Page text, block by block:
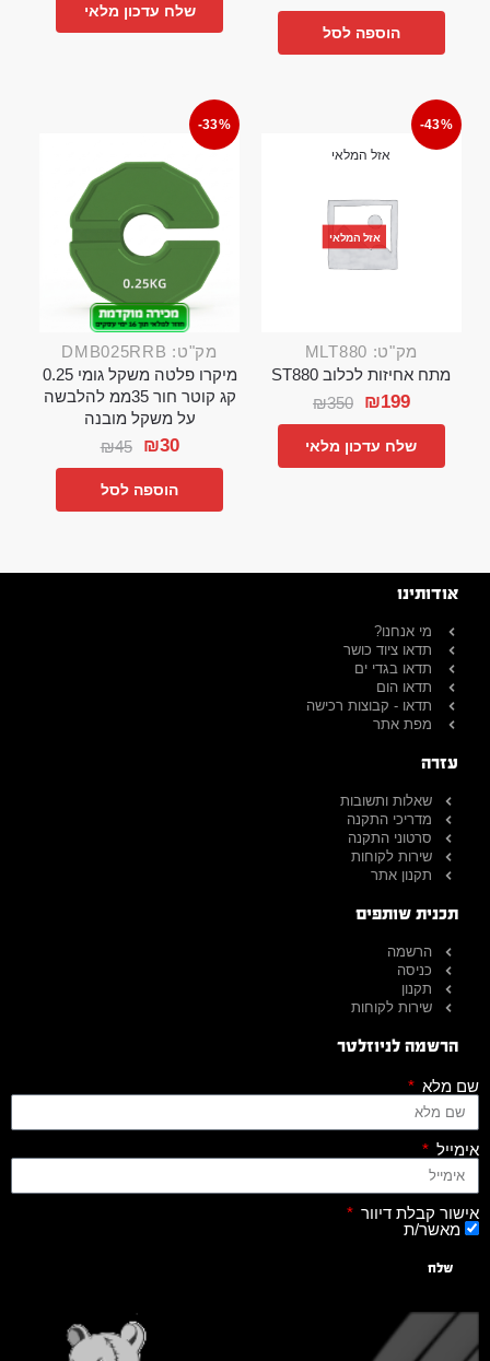
הוספה לסל
שלח עדכון מלאי
-43%
אזל המלאי
אזל המלאי
מק"ט: MLT880
מתח אחיזות לכלוב ST880
₪350 ₪199
שלח עדכון מלאי
-33%
מק"ט: DMB025RRB
מיקרו פלטה משקל גומי 0.25
קג קוטר חור 35ממ להלבשה
על משקל מובנה
₪45 ₪30
הוספה לסל
אודותינו
מי אנחנו?
תדאו ציוד כושר
תדאו בגדי ים
תדאו הום
תדאו - קבוצות רכישה
מפת אתר
עזרה
שאלות ותשובות
מדריכי התקנה
סרטוני התקנה
שירות לקוחות
תקנון אתר
תכנית שותפים
הרשמה
כניסה
תקנון
שירות לקוחות
הרשמה לניוזלטר
שם מלא
אימייל
אישור קבלת דיוור
מאשר/ת
שלח